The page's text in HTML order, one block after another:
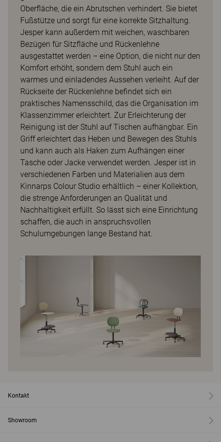
Oberfläche, die ein Abrutschen verhindert. Sie bietet
Fußstütze und sorgt für eine korrekte Sitzhaltung.
Jesper kann außerdem mit weichen, waschbaren
Bezügen für Sitzfläche und Rückenlehne
ausgestattet werden – eine Option, die nicht nur den
Komfort erhöht, sondern dem Stuhl auch ein
warmes und einladendes Aussehen verleiht. Auf der
Rückseite der Rückenlehne befindet sich ein
praktisches Namensschild, das die Organisation im
Klassenzimmer erleichtert. Zur Erleichterung der
Reinigung ist der Stuhl auf Tischen aufhängbar. Ein
Griff erleichtert das Heben und Bewegen des Stuhls
und kann auch als Haken zum Aufhängen einer
Tasche oder Jacke verwendet werden. Jesper ist in
verschiedenen Farben und Materialien aus dem
Kinnarps Colour Studio erhältlich – einer Kollektion,
die strenge Anforderungen an Qualität und
Nachhaltigkeit erfüllt. So lässt sich eine Einrichtung
schaffen, die auch in anspruchsvollen
Schulumgebungen lange Bestand hat.
Kontakt
Showroom